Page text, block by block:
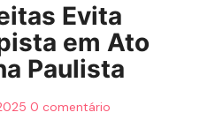
Evita
em Ato
Paulista
0 comentário